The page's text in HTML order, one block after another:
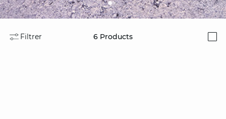
Filtrer 6 Products